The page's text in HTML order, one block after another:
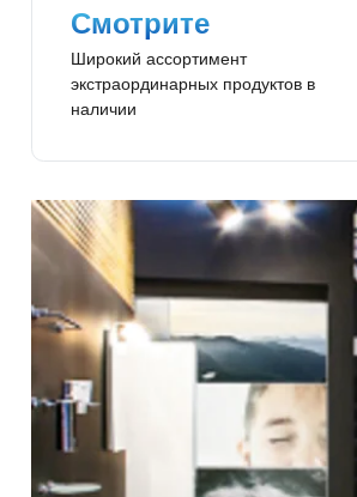
Смотрите
Широкий ассортимент
экстраординарных продуктов в
наличии